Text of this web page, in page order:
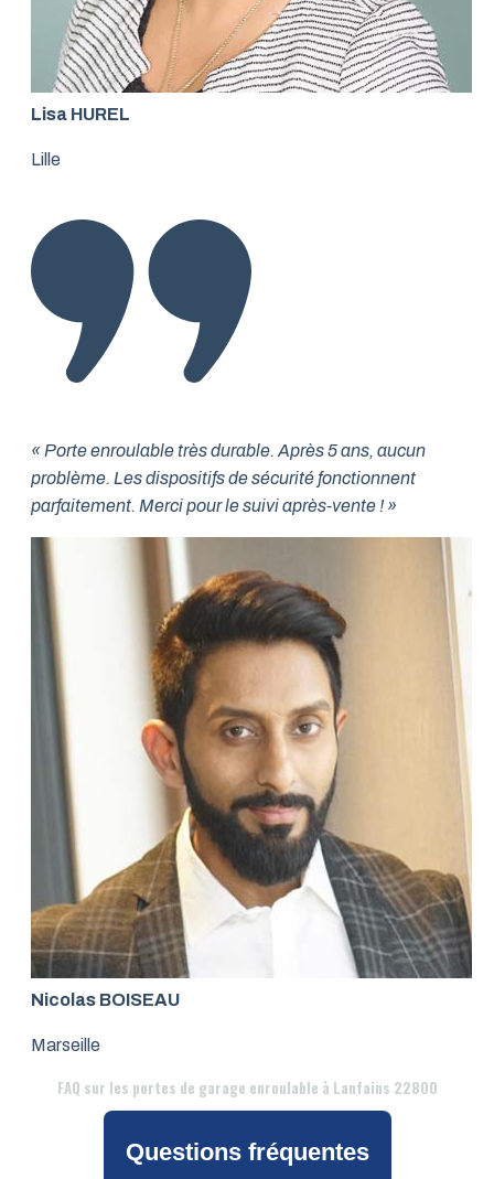
Lisa HUREL
Lille
« Porte enroulable très durable. Après 5 ans, aucun
problème. Les dispositifs de sécurité fonctionnent
parfaitement. Merci pour le suivi après-vente ! »
Nicolas BOISEAU
Marseille
FAQ sur les portes de garage enroulable à Lanfains 22800
Questions fréquentes